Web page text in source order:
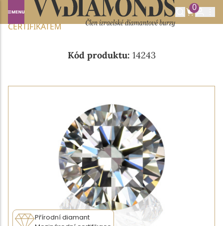
0
Domů NABÍDKA DIAMANTŮ
0.38CT G/VVS2 S GIA
CERTIFIKÁTEM
Kód produktu: 14243
Přírodní diamant